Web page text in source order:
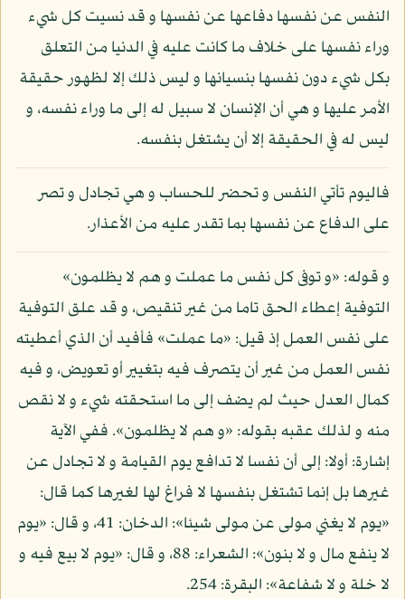
النفس عن نفسها دفاعها عن نفسها و قد نسيت كل شيء
وراء نفسها على خلاف ما كانت عليه في الدنيا من التعلق
بكل شيء دون نفسها بنسيانها و ليس ذلك إلا لظهور حقيقة
الأمر عليها و هي أن الإنسان لا سبيل له إلى ما وراء نفسه، و
ليس له في الحقيقة إلا أن يشتغل بنفسه.
فاليوم تأتي النفس و تحضر للحساب و هي تجادل و تصر
على الدفاع عن نفسها بما تقدر عليه من الأعذار.
و قوله: «و توفى كل نفس ما عملت و هم لا يظلمون»
التوفية إعطاء الحق تاما من غير تنقيص، و قد علق التوفية
على نفس العمل إذ قيل: «ما عملت» فأفيد أن الذي أعطيته
نفس العمل من غير أن يتصرف فيه بتغيير أو تعويض، و فيه
كمال العدل حيث لم يضف إلى ما استحقته شيء و لا نقص
منه و لذلك عقبه بقوله: «و هم لا يظلمون». ففي الآية
إشارة: أولا: إلى أن نفسا لا تدافع يوم القيامة و لا تجادل عن
غيرها بل إنما تشتغل بنفسها لا فراغ لها لغيرها كما قال:
«يوم لا يغني مولى عن مولى شيئا»: الدخان: 41، و قال: «يوم
لا ينفع مال و لا بنون»: الشعراء: 88، و قال: «يوم لا بيع فيه و
لا خلة و لا شفاعة»: البقرة: 254.